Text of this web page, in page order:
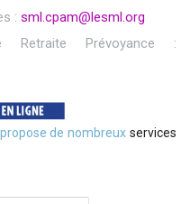
: sml.cpam@lesml.org
Prévoyance :
de nombreux services